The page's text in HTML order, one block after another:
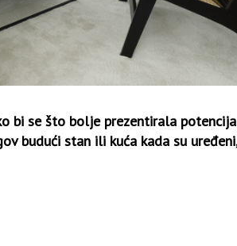
bi se što bolje prezentirala
budući stan ili kuća kada su